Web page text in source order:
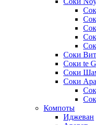
Соки
Соки te
Соки
Соки
Компоты
Иджеван